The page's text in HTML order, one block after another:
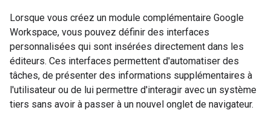
Lorsque vous créez un module complémentaire Google
Workspace, vous pouvez définir des interfaces
personnalisées qui sont insérées directement dans les
éditeurs. Ces interfaces permettent d'automatiser des
tâches, de présenter des informations supplémentaires à
l'utilisateur ou de lui permettre d'interagir avec un système
tiers sans avoir à passer à un nouvel onglet de navigateur.